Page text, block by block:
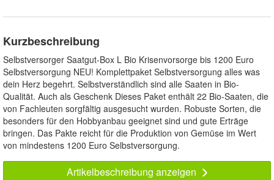
Kurzbeschreibung
Selbstversorger Saatgut-Box L Bio Krisenvorsorge bis 1200 Euro
Selbstversorgung NEU! Komplettpaket Selbstversorgung alles was
dein Herz begehrt. Selbstverständlich sind alle Saaten in Bio-
Qualität. Auch als Geschenk Dieses Paket enthält 22 Bio-Saaten, die
von Fachleuten sorgfältig ausgesucht wurden. Robuste Sorten, die
besonders für den Hobbyanbau geeignet sind und gute Erträge
bringen. Das Pakte reicht für die Produktion von Gemüse im Wert
von mindestens 1200 Euro Selbstversorgung.
Artikelbeschreibung anzeigen